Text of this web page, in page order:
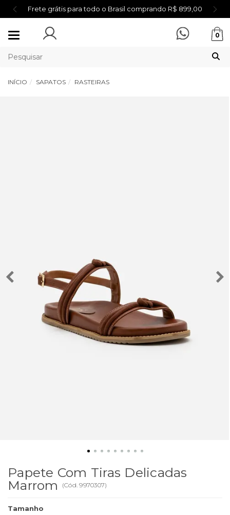
Frete grátis para todo o Brasil comprando R$ 899,00
Mudar
0
INÍCIO SAPATOS RASTEIRAS
Papete Com Tiras Delicadas
Marrom
(Cód.9970307)
Tamanho